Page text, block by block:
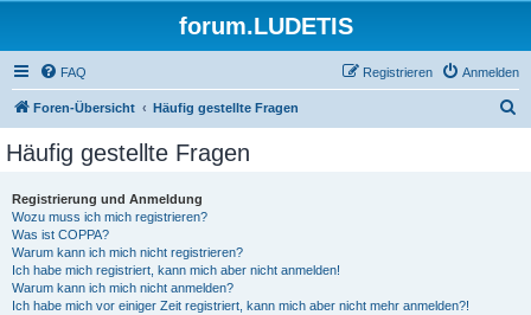
forum.LUDETIS
FAQ Anmelden
Registrieren
Foren-Übersicht Häufig gestellte Fragen
Häufig gestellte Fragen
Registrierung und Anmeldung
Wozu muss ich mich registrieren?
Was ist COPPA?
Warum kann ich mich nicht registrieren?
Ich habe mich registriert, kann mich aber nicht anmelden!
Warum kann ich mich nicht anmelden?
Ich habe mich vor einiger Zeit registriert, kann mich aber nicht mehr anmelden?!